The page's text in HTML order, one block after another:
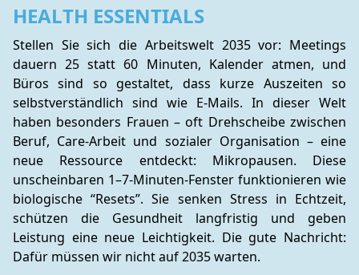
HEALTH ESSENTIALS
Stellen Sie sich die Arbeitswelt 2035 vor: Meetings
dauern 25 statt 60 Minuten, Kalender atmen, und
Büros sind so gestaltet, dass kurze Auszeiten so
selbstverständlich sind wie E-Mails. In dieser Welt
haben besonders Frauen – oft Drehscheibe zwischen
Beruf, Care-Arbeit und sozialer Organisation – eine
neue Ressource entdeckt: Mikropausen. Diese
unscheinbaren 1–7-Minuten-Fenster funktionieren wie
biologische “Resets”. Sie senken Stress in Echtzeit,
schützen die Gesundheit langfristig und geben
Leistung eine neue Leichtigkeit. Die gute Nachricht:
Dafür müssen wir nicht auf 2035 warten.